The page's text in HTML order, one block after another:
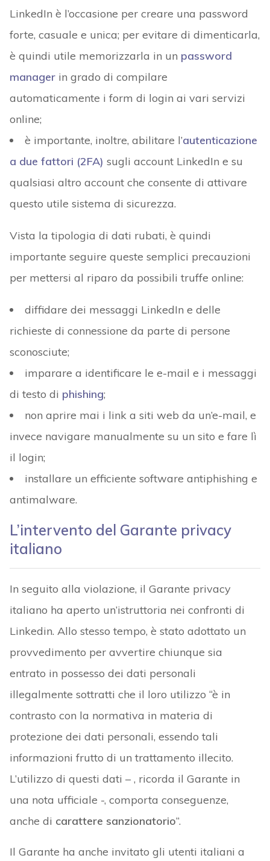
LinkedIn è l’occasione per creare una password
forte, casuale e unica; per evitare di dimenticarla,
è quindi utile memorizzarla in un password
managerin grado di compilare
automaticamente i form di login ai vari servizi
online;
è importante, inoltre, abilitare l’autenticazione
a due fattori (2FA) sugli account LinkedIn e su
qualsiasi altro account che consente di attivare
questo utile sistema di sicurezza.
Vista la tipologia di dati rubati, è quindi
importante seguire queste semplici precauzioni
per mettersi al riparo da possibili truffe online:
diffidare dei messaggi LinkedIn e delle
richieste di connessione da parte di persone
sconosciute;
imparare a identificare le e-mail e i messaggi
di testo di phishing;
non aprire mai i link a siti web da un’e-mail, e
invece navigare manualmente su un sito e fare lì
il login;
installare un efficiente software antiphishing e
antimalware.
L’intervento del Garante privacy
italiano
In seguito alla violazione, il Garante privacy
italiano ha aperto un’istruttoria nei confronti di
Linkedin. Allo stesso tempo, è stato adottato un
provvedimento per avvertire chiunque sia
entrato in possesso dei dati personali
illegalmente sottratti che il loro utilizzo “è in
contrasto con la normativa in materia di
protezione dei dati personali, essendo tali
informazioni frutto di un trattamento illecito.
L’utilizzo di questi dati – , ricorda il Garante in
una nota ufficiale -, comporta conseguenze,
anche di carattere sanzionatorio“.
Il Garante ha anche invitato gli utenti italiani a